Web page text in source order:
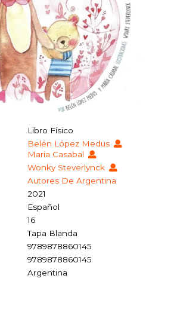
Libro Físico
Belén López Medus
María Casabal
Wonky Steverlynck
Autores De Argentina
2021
Español
16
Tapa Blanda
9789878860145
9789878860145
Argentina